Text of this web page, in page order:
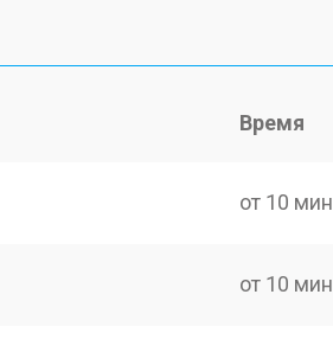
Время
от 10 мин
от 10 мин